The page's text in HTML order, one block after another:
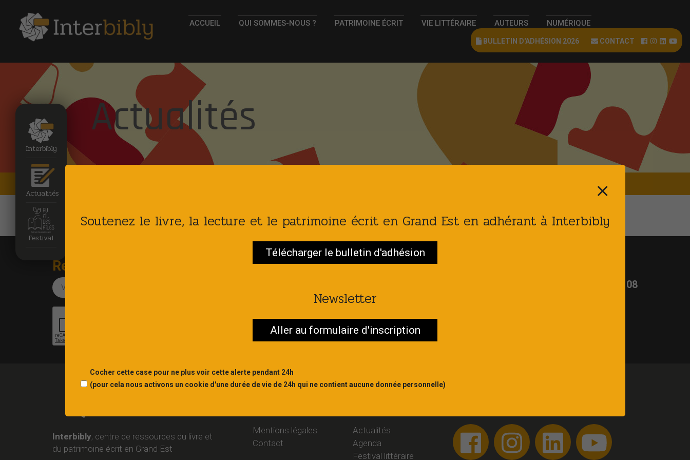
Interbibly
Actualités
Festival
ACCUEIL QUI SOMMES-NOUS ? PATRIMOINE ÉCRIT VIE LITTÉRAIRE AUTEURS NUMÉRIQUE
BULLETIN D'ADHÉSION 2026 CONTACT
Actualités
Recevez notre newsletter
03 26 65 02 08
Interbibly, centre de ressources du livre et
du patrimoine écrit en Grand Est
Mentions légales
Contact
Actualités
Agenda
Festival littéraire
⨯
Soutenez le livre, la lecture et le patrimoine écrit en Grand Est en adhérant à Interbibly
Télécharger le bulletin d'adhésion
Newsletter
Aller au formulaire d'inscription
Cocher cette case pour ne plus voir cette alerte pendant 24h
(pour cela nous activons un cookie d'une durée de vie de 24h qui ne contient aucune donnée personnelle)